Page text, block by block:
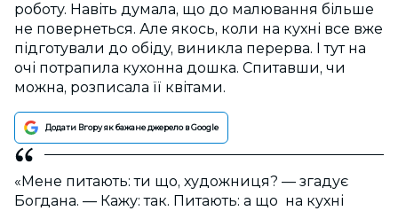
роботу. Навіть думала, що до малювання більше
не повернеться. Але якось, коли на кухні все вже
підготували до обіду, виникла перерва. І тут на
очі потрапила кухонна дошка. Спитавши, чи
можна, розписала її квітами.
Додати Вгору як бажане джерело в Google
«Мене питають: ти що, художниця? — згадує
Богдана. — Кажу: так. Питають: а що на кухні